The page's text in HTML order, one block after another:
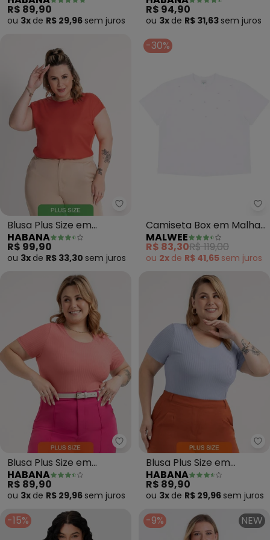
R$ 89,90
ou 3x de R$ 29,96 sem juros
R$ 94,90
ou 3x de R$ 31,63 sem juros
Habana - Blusa Plus Size em
Blusa Plus Size em
Viscose (Laranja Escuro)
HABANA
R$ 99,90
ou 3x de R$ 33,30 sem juros
-30%
Camiseta Box em Malha
Plus(Branco)
MALWEE
R$ 83,30R$ 119,00
ou 2x de R$ 41,65 sem juros
Blusa Plus Size em
Canelado (Rosa)
HABANA
R$ 89,90
ou 3x de R$ 29,96 sem juros
Blusa Plus Size em
Canelado (Azul)
HABANA
R$ 89,90
ou 3x de R$ 29,96 sem juros
-15% -9% NEW